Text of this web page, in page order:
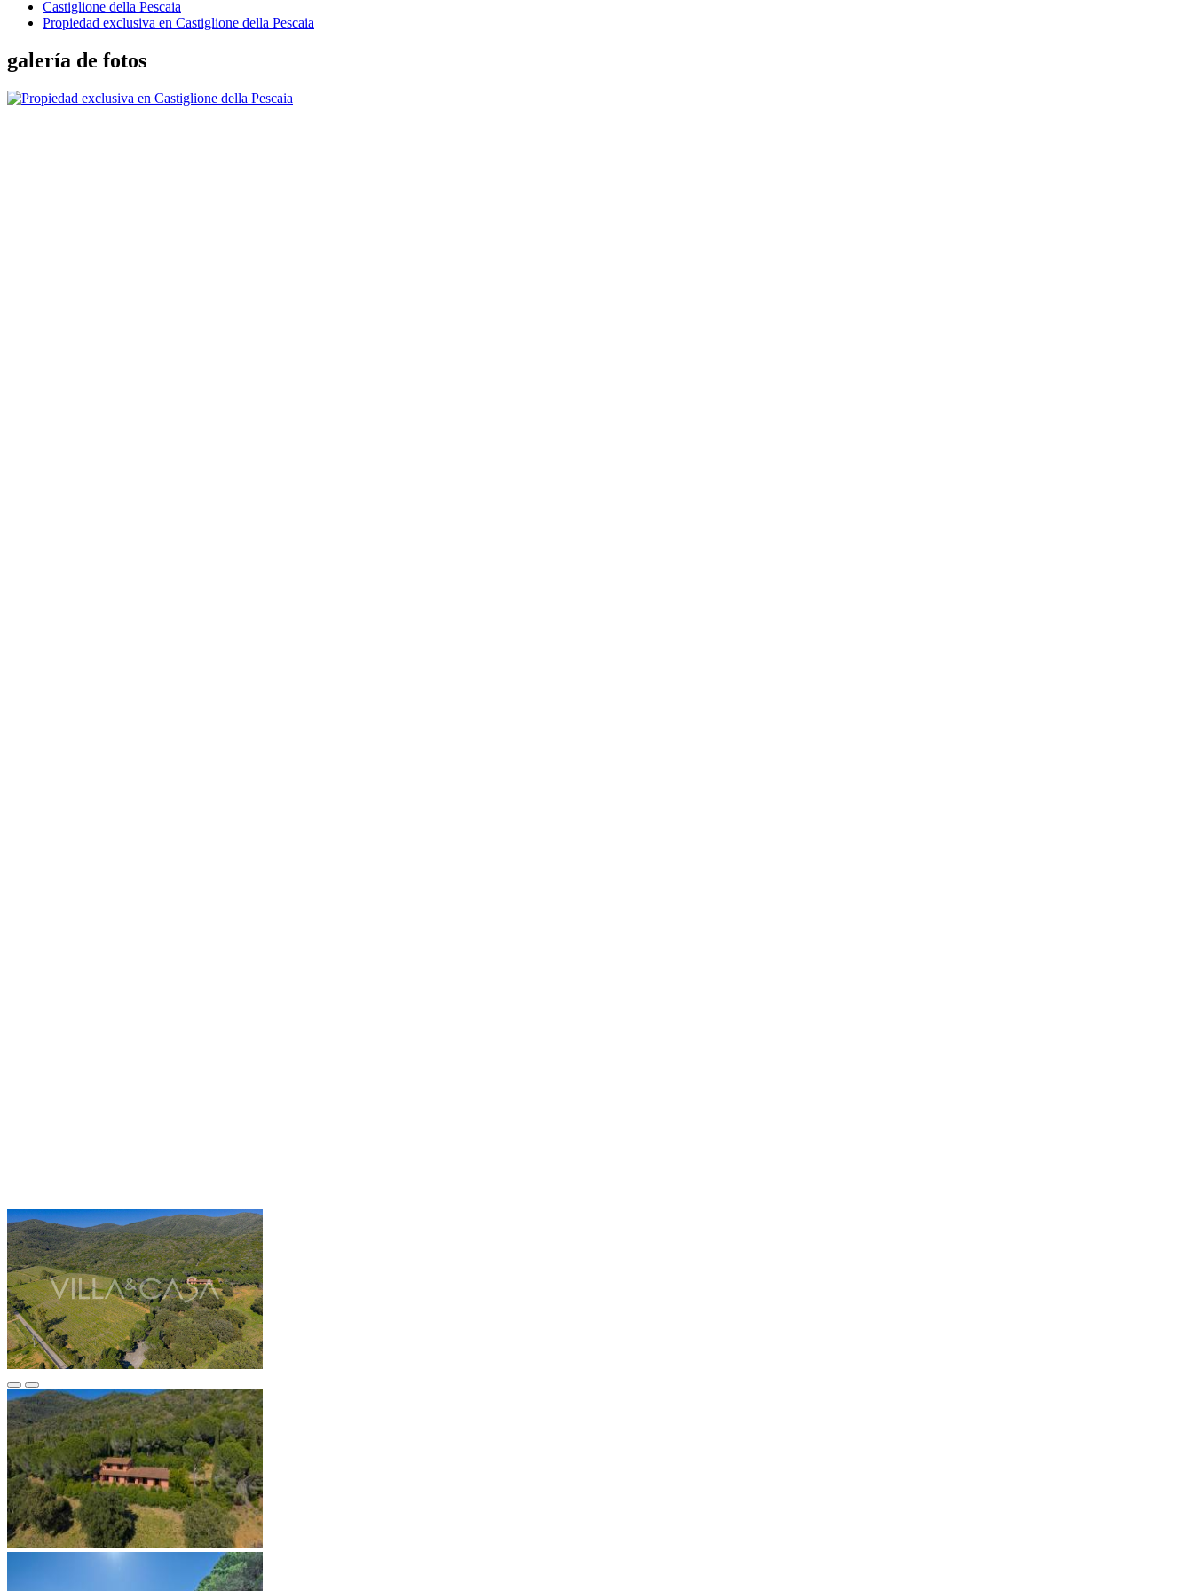
Castiglione della Pescaia
Propiedad exclusiva en Castiglione della Pescaia
galería de fotos